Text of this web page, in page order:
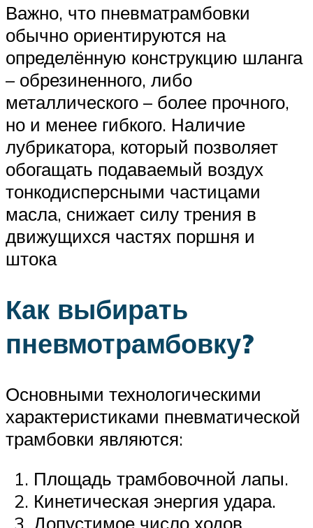
Важно, что пневматрамбовки
обычно ориентируются на
определённую конструкцию шланга
– обрезиненного, либо
металлического – более прочного,
но и менее гибкого. Наличие
лубрикатора, который позволяет
обогащать подаваемый воздух
тонкодисперсными частицами
масла, снижает силу трения в
движущихся частях поршня и
штока
Как выбирать
пневмотрамбовку?
Основными технологическими
характеристиками пневматической
трамбовки являются:
Площадь трамбовочной лапы.
Кинетическая энергия удара.
Допустимое число ходов